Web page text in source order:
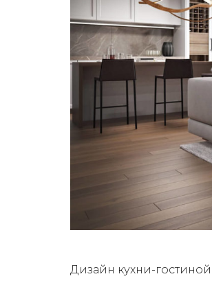
Дизайн кухни-